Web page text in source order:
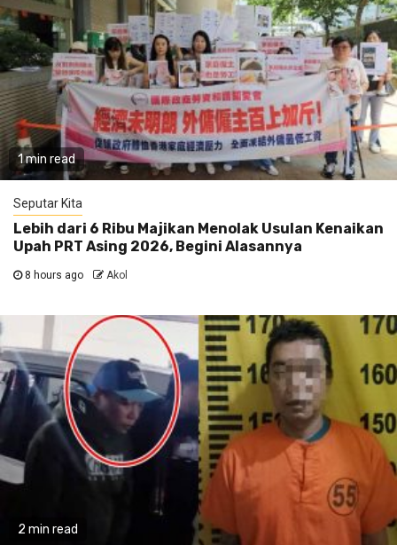
1 min read
Seputar Kita
Lebih dari 6 Ribu Majikan Menolak Usulan Kenaikan
Upah PRT Asing 2026, Begini Alasannya
8 hours ago Akol
2 min read